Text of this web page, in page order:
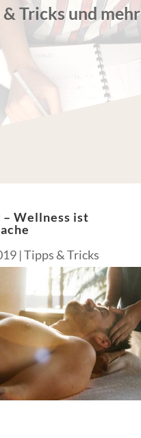
Tricks und mehr
Wellness ist
|Tipps & Tricks